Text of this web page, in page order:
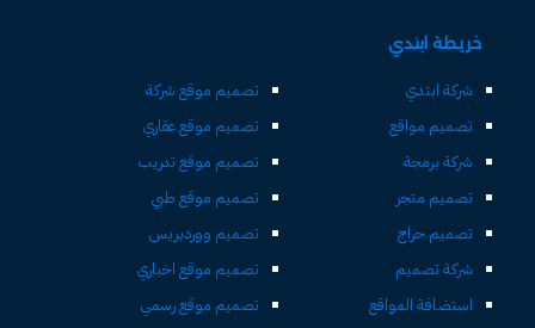
خريطة ابتدي
شركة ابتدي
تصميم مواقع
شركة برمجة
تصميم متجر
تصميم حراج
شركة تصميم
استضافة المواقع
تصميم موقع شركة
تصميم موقع عقاري
تصميم موقع تدريب
تصميم موقع طبي
تصميم ووردبريس
تصميم موقع اخباري
تصميم موقع رسمي